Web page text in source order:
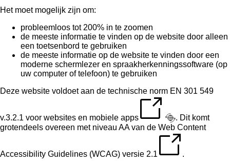
Het moet mogelijk zijn om:
probleemloos tot 200% in te zoomen
de meeste informatie te vinden op de website door alleen
een toetsenbord te gebruiken
de meeste informatie op de website te vinden door een
moderne schermlezer en spraakherkenningssoftware (op
uw computer of telefoon) te gebruiken
Deze website voldoet aan de technische norm EN 301 549
v.3.2.1 voor websites en mobiele apps
. Dit komt
grotendeels overeen met niveau AA van de Web Content
Accessibility Guidelines (WCAG) versie 2.1 .